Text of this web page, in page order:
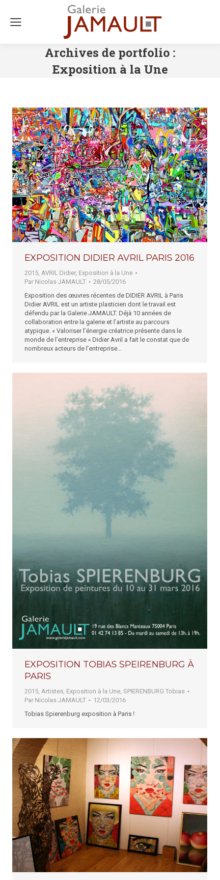
Archives de portfolio :
Exposition à la Une
EXPOSITION DIDIER AVRIL PARIS 2016
2015, AVRIL Didier, Exposition à la Une
Par Nicolas JAMAULT
28/05/2016
Exposition des œuvres récentes de DIDIER AVRIL à Paris
Didier AVRIL est un artiste plasticien dont le travail est
défendu par la Galerie JAMAULT. Déjà 10 années de
collaboration entre la galerie et l’artiste au parcours
atypique. « Valoriser l’énergie créatrice présente dans le
monde de l’entreprise » Didier Avril a fait le constat que de
nombreux acteurs de l’entreprise…
EXPOSITION TOBIAS SPEIRENBURG À
PARIS
2015, Artistes, Exposition à la Une, SPIERENBURG Tobias
Par Nicolas JAMAULT
12/03/2016
Tobias Spierenburg exposition à Paris !